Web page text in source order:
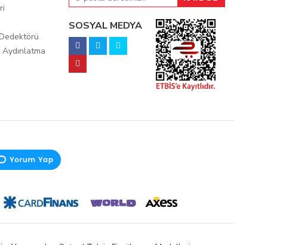
SOSYAL MEDYA